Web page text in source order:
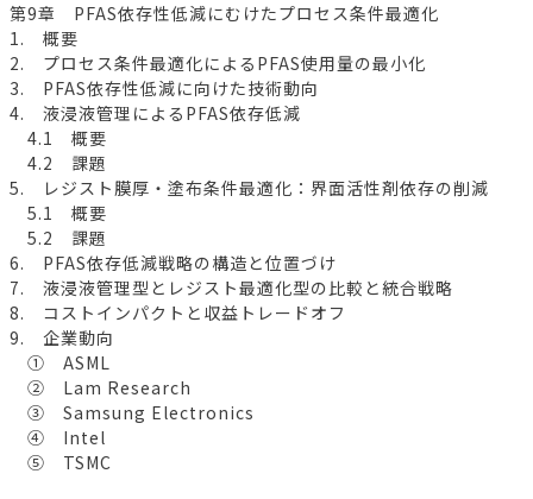
第9章 PFAS依存性低減にむけたプロセス条件最適化
1. 概要
2. プロセス条件最適化によるPFAS使用量の最小化
3. PFAS依存性低減に向けた技術動向
4. 液浸液管理によるPFAS依存低減
4.1 概要
4.2 課題
5. レジスト膜厚・塗布条件最適化：界面活性剤依存の削減
5.1 概要
5.2 課題
6. PFAS依存低減戦略の構造と位置づけ
7. 液浸液管理型とレジスト最適化型の比較と統合戦略
8. コストインパクトと収益トレードオフ
9. 企業動向
① ASML
② Lam Research
③ Samsung Electronics
④ Intel
⑤ TSMC